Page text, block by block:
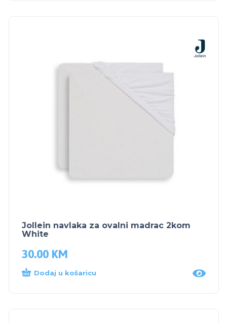
Jollein navlaka za ovalni madrac 2kom
White
30.00 KM
Dodaj u košaricu